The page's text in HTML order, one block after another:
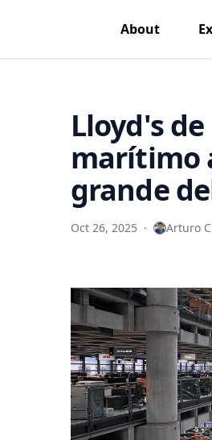
About
Lloyd's
marítimo
grande
Oct 26, 2025 · Arturo